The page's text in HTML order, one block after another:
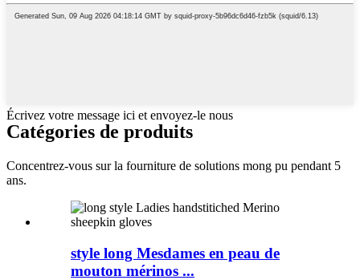
Écrivez votre message ici et envoyez-le nous
Catégories de produits
Concentrez-vous sur la fourniture de solutions mong pu pendant 5
ans.
style long Mesdames en peau de
mouton mérinos ...